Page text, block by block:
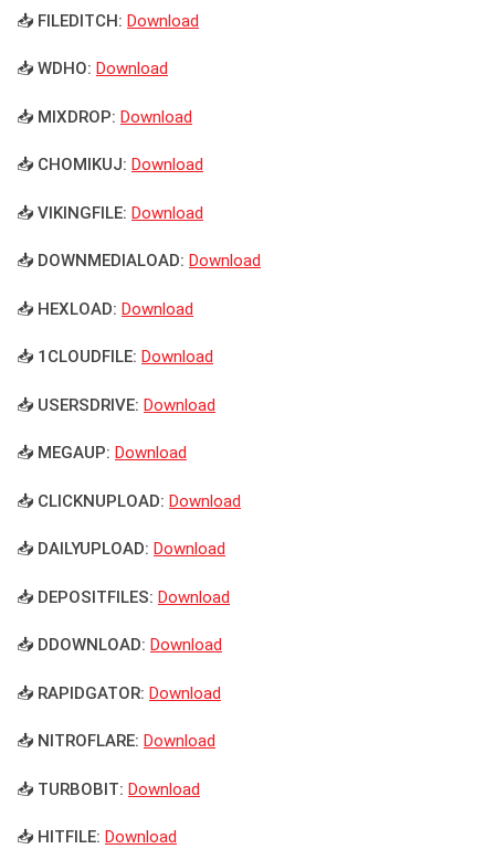
📥 FILEDITCH: Download
📥 WDHO: Download
📥 MIXDROP: Download
📥 CHOMIKUJ: Download
📥 VIKINGFILE: Download
📥 DOWNMEDIALOAD: Download
📥 HEXLOAD: Download
📥 1CLOUDFILE: Download
📥 USERSDRIVE: Download
📥 MEGAUP: Download
📥 CLICKNUPLOAD: Download
📥 DAILYUPLOAD: Download
📥 DEPOSITFILES: Download
📥 DDOWNLOAD: Download
📥 RAPIDGATOR: Download
📥 NITROFLARE: Download
📥 TURBOBIT: Download
📥 HITFILE: Download